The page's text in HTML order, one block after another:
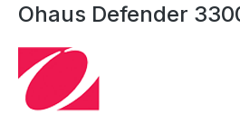
Ohaus Defender